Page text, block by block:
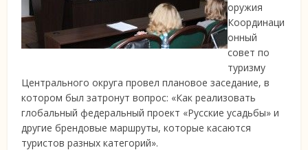
оружия
Координаци
онный
совет по
туризму
Центрального округа провел плановое заседание, в
котором был затронут вопрос: «Как реализовать
глобальный федеральный проект «Русские усадьбы» и
другие брендовые маршруты, которые касаются
туристов разных категорий».